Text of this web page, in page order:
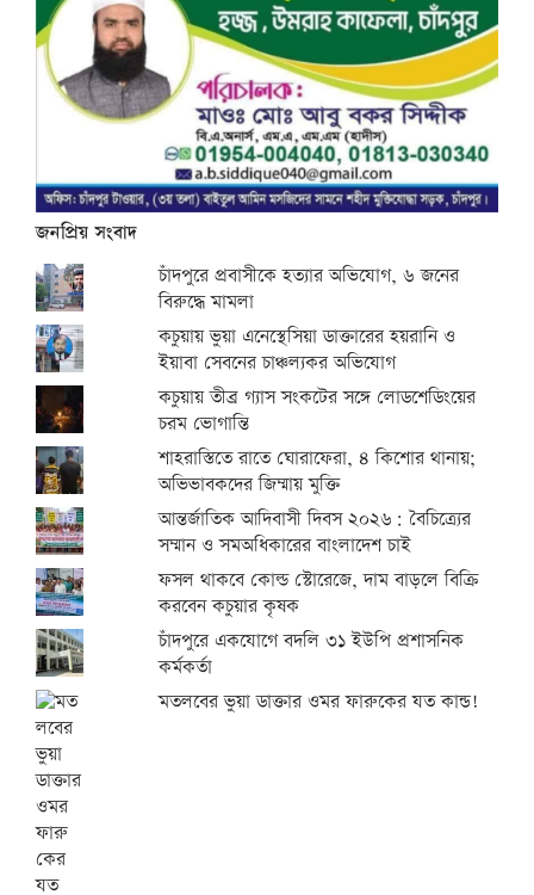
জনপ্রিয় সংবাদ
চাঁদপুরে প্রবাসীকে হত্যার অভিযোগ, ৬ জনের
বিরুদ্ধে মামলা
কচুয়ায় ভুয়া এনেস্থেসিয়া ডাক্তারের হয়রানি ও
ইয়াবা সেবনের চাঞ্চল্যকর অভিযোগ
কচুয়ায় তীব্র গ্যাস সংকটের সঙ্গে লোডশেডিংয়ের
চরম ভোগান্তি
শাহরাস্তিতে রাতে ঘোরাফেরা, ৪ কিশোর থানায়;
অভিভাবকদের জিম্মায় মুক্তি
আন্তর্জাতিক আদিবাসী দিবস ২০২৬: বৈচিত্র্যের
সম্মান ও সমঅধিকারের বাংলাদেশ চাই
ফসল থাকবে কোল্ড স্টোরেজে, দাম বাড়লে বিক্রি
করবেন কচুয়ার কৃষক
চাঁদপুরে একযোগে বদলি ৩১ ইউপি প্রশাসনিক
কর্মকর্তা
মতলবের ভুয়া ডাক্তার ওমর ফারুকের যত কান্ড!